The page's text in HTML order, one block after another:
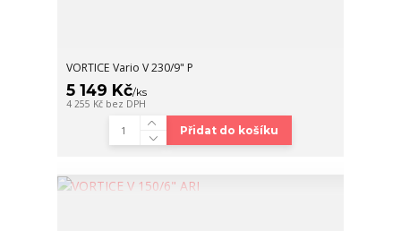
VORTICE Vario V 230/9" P
5 149 Kč/ks
4 255 Kč bez DPH
Přidat do košíku